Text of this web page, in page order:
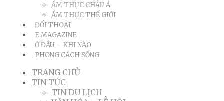
ẨM THỰC CHÂU Á
ẨM THỰC THẾ GIỚI
ĐỐI THOẠI
E.MAGAZINE
Ở ĐÂU – KHI NÀO
PHONG CÁCH SỐNG
TRANG CHỦ
TIN TỨC
TIN DU LỊCH